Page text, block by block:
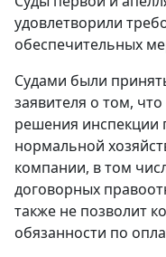
удовлетворили
обеспечительных
Судами были
заявителя о том,
решения инспекции
нормальной
компании, в том
договорных
также не позволит
обязанности по